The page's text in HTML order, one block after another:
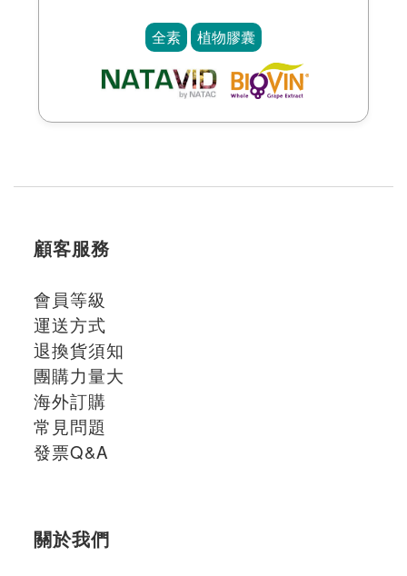
全素 植物膠囊
顧客服務
會員等級
運送方式
退換貨須知
團購力量大
海外訂購
常見問題
發票Q&A
關於我們